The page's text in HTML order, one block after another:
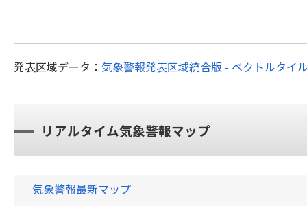
発表区域データ： 気象警報発表区域統合版 - ベクトルタイ
リアルタイム気象警報マップ
気象警報最新マップ